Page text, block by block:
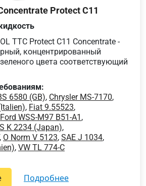
Protect C11
TTC Protect C11 Concentrate -
концентрированный
цвета соответствующий
6580 (GB), Chrysler MS-7170,
, Fiat 9.55523,
Ford WSS-M97 B51-A1 ,
K 2234 (Japan),
, O Norm V 5123, SAE J 1034,
, VW TL 774-C
подробнее